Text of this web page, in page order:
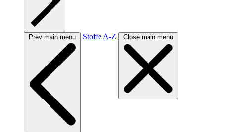
Prev main menu Stoffe A-Z Close main menu